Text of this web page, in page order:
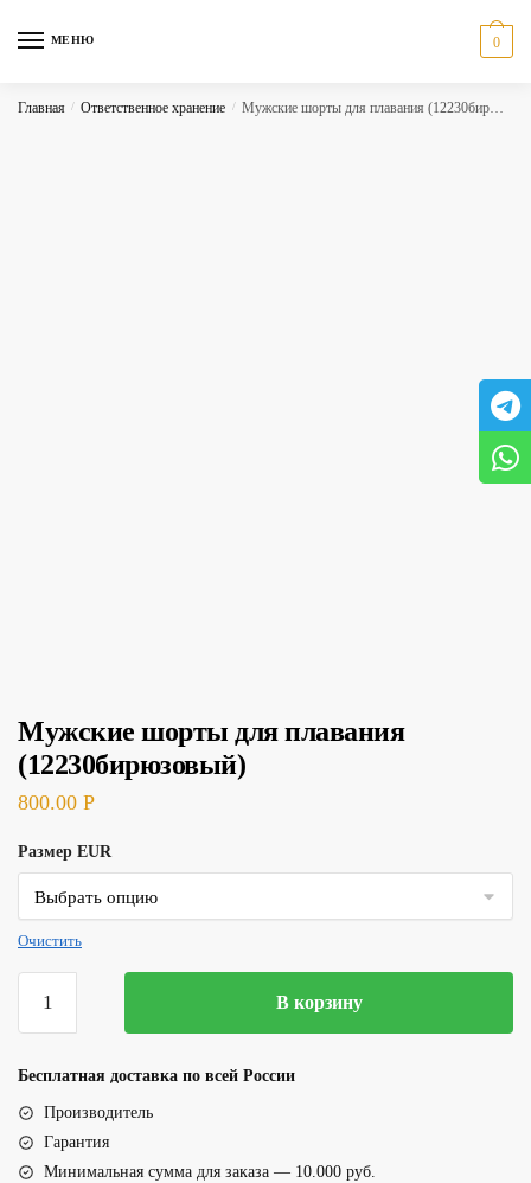
МЕНЮ 0
Главная / Ответственное хранение / Мужские шорты для плавания (12230бирюзовый)
Мужские шорты для плавания
(12230бирюзовый)
800.00 Р
Размер EUR
Очистить
товара
шорты
плавания
(12230бирюзовый)
В корзину
Бесплатная доставка по всей России
Производитель
Гарантия
Минимальная сумма для заказа — 10.000 руб.